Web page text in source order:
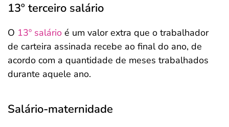
13º terceiro salário
O 13º salário é um valor extra que o trabalhador
de carteira assinada recebe ao final do ano, de
acordo com a quantidade de meses trabalhados
durante aquele ano.
Salário-maternidade